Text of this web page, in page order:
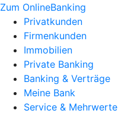
Zum OnlineBanking
Privatkunden
Firmenkunden
Immobilien
Private Banking
Banking & Verträge
Meine Bank
Service & Mehrwerte